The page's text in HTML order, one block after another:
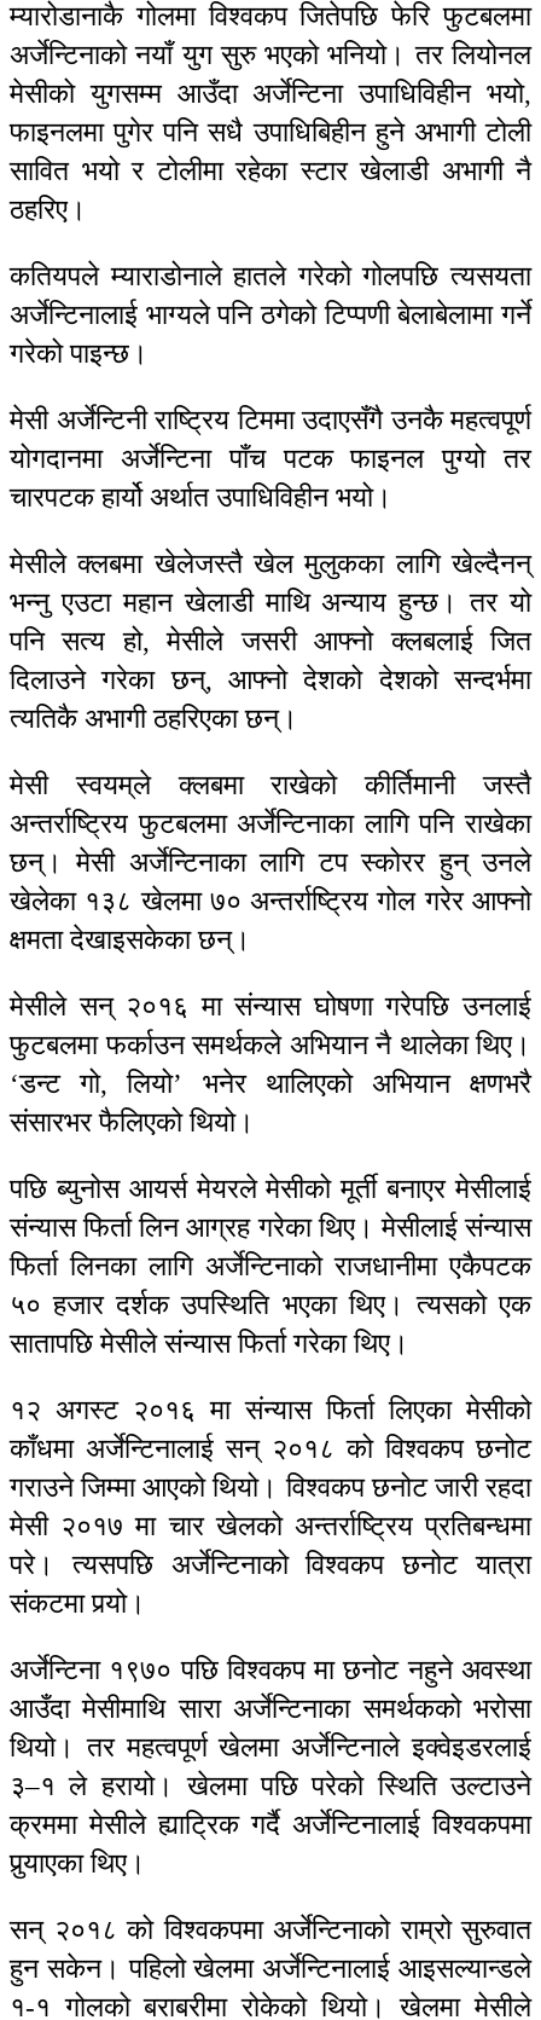
म्यारोडानाकै गोलमा विश्वकप जितेपछि फेरि फुटबलमा
अर्जेन्टिनाको नयाँ युग सुरु भएको भनियो। तर लियोनल
मेसीको युगसम्म आउँदा अर्जेन्टिना उपाधिविहीन भयो,
फाइनलमा पुगेर पनि सधै उपाधिबिहीन हुने अभागी टोली
सावित भयो र टोलीमा रहेका स्टार खेलाडी अभागी नै
ठहरिए।
कतियपले म्याराडोनाले हातले गरेको गोलपछि त्यसयता
अर्जेन्टिनालाई भाग्यले पनि ठगेको टिप्पणी बेलाबेलामा गर्ने
गरेको पाइन्छ।
मेसी अर्जेन्टिनी राष्ट्रिय टिममा उदाएसँगै उनकै महत्वपूर्ण
योगदानमा अर्जेन्टिना पाँच पटक फाइनल पुग्यो तर
चारपटक हार्यो अर्थात उपाधिविहीन भयो।
मेसीले क्लबमा खेलेजस्तै खेल मुलुकका लागि खेल्दैनन्
भन्नु एउटा महान खेलाडी माथि अन्याय हुन्छ। तर यो
पनि सत्य हो, मेसीले जसरी आफ्नो क्लबलाई जित
दिलाउने गरेका छन्, आफ्नो देशको देशको सन्दर्भमा
त्यतिकै अभागी ठहरिएका छन्।
मेसी स्वयम्‌ले क्लबमा राखेको कीर्तिमानी जस्तै
अन्तर्राष्ट्रिय फुटबलमा अर्जेन्टिनाका लागि पनि राखेका
छन्। मेसी अर्जेन्टिनाका लागि टप स्कोरर हुन् उनले
खेलेका १३८ खेलमा ७० अन्तर्राष्ट्रिय गोल गरेर आफ्नो
क्षमता देखाइसकेका छन्।
मेसीले सन् २०१६ मा संन्यास घोषणा गरेपछि उनलाई
फुटबलमा फर्काउन समर्थकले अभियान नै थालेका थिए।
‘डन्ट गो, लियो’ भनेर थालिएको अभियान क्षणभरै
संसारभर फैलिएको थियो।
पछि ब्युनोस आयर्स मेयरले मेसीको मूर्ती बनाएर मेसीलाई
संन्यास फिर्ता लिन आग्रह गरेका थिए। मेसीलाई संन्यास
फिर्ता लिनका लागि अर्जेन्टिनाको राजधानीमा एकैपटक
५० हजार दर्शक उपस्थिति भएका थिए। त्यसको एक
सातापछि मेसीले संन्यास फिर्ता गरेका थिए।
१२ अगस्ट २०१६ मा संन्यास फिर्ता लिएका मेसीको
काँधमा अर्जेन्टिनालाई सन् २०१८ को विश्वकप छनोट
गराउने जिम्मा आएको थियो। विश्वकप छनोट जारी रहदा
मेसी २०१७ मा चार खेलको अन्तर्राष्ट्रिय प्रतिबन्धमा
परे। त्यसपछि अर्जेन्टिनाको विश्वकप छनोट यात्रा
संकटमा पर्‍यो।
अर्जेन्टिना १९७० पछि विश्वकप मा छनोट नहुने अवस्था
आउँदा मेसीमाथि सारा अर्जेन्टिनाका समर्थकको भरोसा
थियो। तर महत्वपूर्ण खेलमा अर्जेन्टिनाले इक्वेइडरलाई
३–१ ले हरायो। खेलमा पछि परेको स्थिति उल्टाउने
क्रममा मेसीले ह्याट्रिक गर्दै अर्जेन्टिनालाई विश्वकपमा
पुर्‍याएका थिए।
सन् २०१८ को विश्वकपमा अर्जेन्टिनाको राम्रो सुरुवात
हुन सकेन। पहिलो खेलमा अर्जेन्टिनालाई आइसल्यान्डले
१-१ गोलको बराबरीमा रोकेको थियो। खेलमा मेसीले